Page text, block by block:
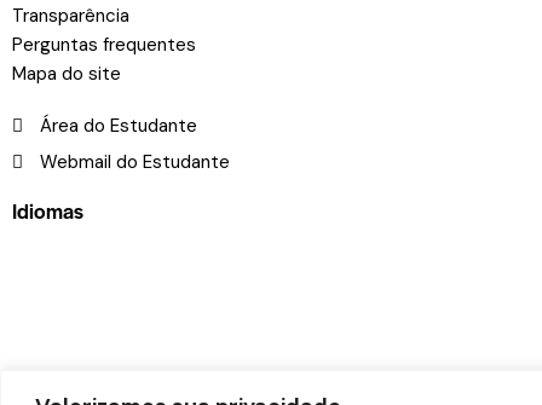
Transparência
Perguntas frequentes
Mapa do site
Área do Estudante
Webmail do Estudante
Idiomas